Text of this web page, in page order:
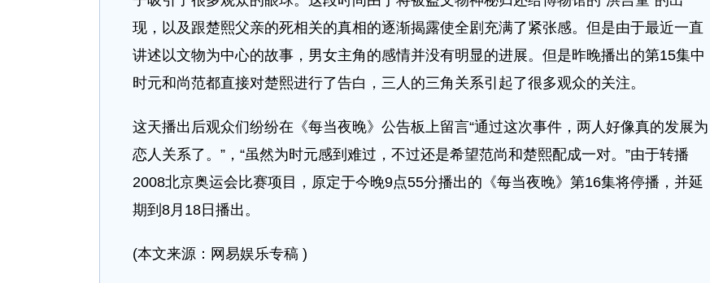
现，以及跟楚熙父亲的死相关的真相的逐渐揭露使全剧充满了紧张感。但是由于最近一直
讲述以文物为中心的故事，男女主角的感情并没有明显的进展。但是昨晚播出的第15集中
时元和尚范都直接对楚熙进行了告白，三人的三角关系引起了很多观众的关注。
这天播出后观众们纷纷在《每当夜晚》公告板上留言“通过这次事件，两人好像真的发展为
恋人关系了。”，“虽然为时元感到难过，不过还是希望范尚和楚熙配成一对。”由于转播
2008北京奥运会比赛项目，原定于今晚9点55分播出的《每当夜晚》第16集将停播，并延
期到8月18日播出。
(本文来源：网易娱乐专稿 )